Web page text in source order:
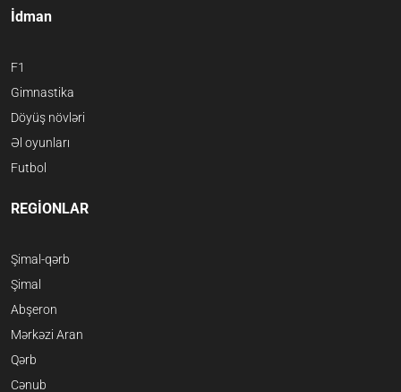
İdman
F1
Gimnastika
Döyüş növləri
Əl oyunları
Futbol
REGİONLAR
Şimal-qərb
Şimal
Abşeron
Mərkəzi Aran
Qərb
Cənub